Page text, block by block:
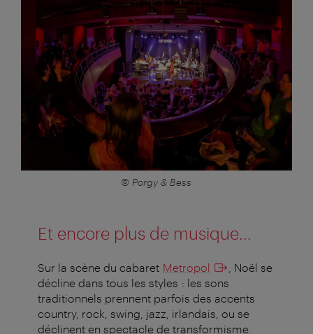
© Porgy & Bess
Et encore plus de musique...
Sur la scène du cabaret Metropol
, Noël se
décline dans tous les styles : les sons
traditionnels prennent parfois des accents
country, rock, swing, jazz, irlandais, ou se
déclinent en spectacle de transformisme.